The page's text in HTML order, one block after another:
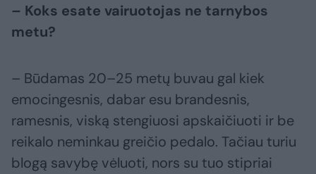
– Koks esate vairuotojas ne tarnybos
metu?
– Būdamas 20–25 metų buvau gal kiek
emocingesnis, dabar esu brandesnis,
ramesnis, viską stengiuosi apskaičiuoti ir be
reikalo neminkau greičio pedalo. Tačiau turiu
blogą savybę vėluoti, nors su tuo stipriai